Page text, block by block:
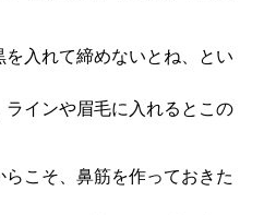
入れて締めないとね、とい
インや眉毛に入れるとこの
こそ、鼻筋を作っておきた